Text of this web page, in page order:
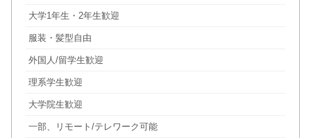
大学1年生・2年生歓迎
服装・髪型自由
外国人/留学生歓迎
理系学生歓迎
大学院生歓迎
一部、リモート/テレワーク可能